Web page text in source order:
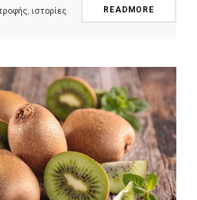
ιστορίες
READMORE